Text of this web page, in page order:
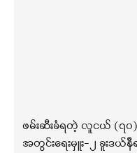
ဖမ်းဆီးခံရတဲ့ လူငယ် (၇၀)
အတွင်းရေးမှူး-၂ ခူးဒယ်